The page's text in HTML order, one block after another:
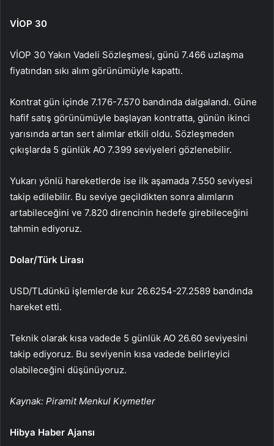
VİOP 30
VİOP 30 Yakın Vadeli Sözleşmesi, günü 7.466 uzlaşma
fiyatından sıkı alım görünümüyle kapattı.
Kontrat gün içinde 7.176-7.570 bandında dalgalandı. Güne
hafif satış görünümüyle başlayan kontratta, günün ikinci
yarısında artan sert alımlar etkili oldu. Sözleşmeden
çıkışlarda 5 günlük AO 7.399 seviyeleri gözlenebilir.
Yukarı yönlü hareketlerde ise ilk aşamada 7.550 seviyesi
takip edilebilir. Bu seviye geçildikten sonra alımların
artabileceğini ve 7.820 direncinin hedefe girebileceğini
tahmin ediyoruz.
Dolar/Türk Lirası
USD/TLdünkü işlemlerde kur 26.6254-27.2589 bandında
hareket etti.
Teknik olarak kısa vadede 5 günlük AO 26.60 seviyesini
takip ediyoruz. Bu seviyenin kısa vadede belirleyici
olabileceğini düşünüyoruz.
Kaynak: Piramit Menkul Kıymetler
Hibya Haber Ajansı